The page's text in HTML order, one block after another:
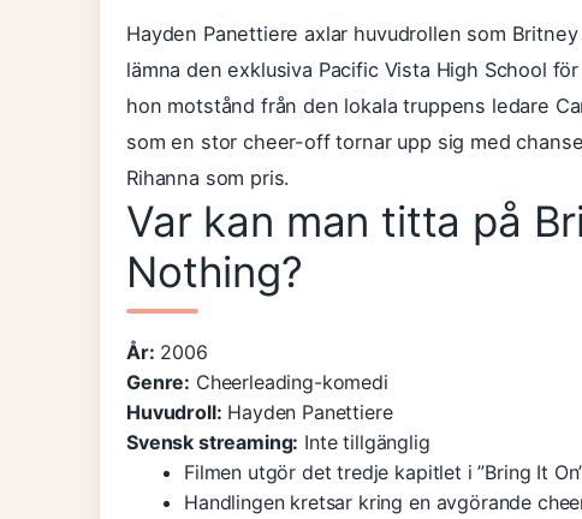
Hayden Panettiere axlar huvudrollen som
lämna den exklusiva Pacific Vista High School
hon motstånd från den lokala truppens ledare
som en stor cheer-off tornar upp sig med
Rihanna som pris.
Var kan man titta på
Nothing?
År: 2006
Genre: Cheerleading-komedi
Huvudroll: Hayden Panettiere
Svensk streaming: Inte tillgänglig
Filmen utgör det tredje kapitlet i ”Bring It
Handlingen kretsar kring en avgörande